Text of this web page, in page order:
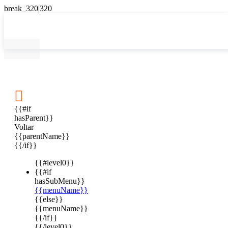

{{#if
hasParent}}
Voltar
{{parentName}}
{{/if}}
{{#level0}}
{{#if
hasSubMenu}}
{{menuName}}
{{else}}
{{menuName}}
{{/if}}